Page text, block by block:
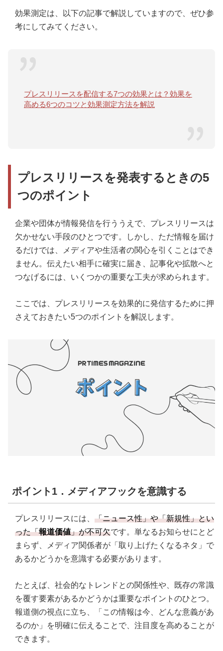
効果測定は、以下の記事で解説していますので、ぜひ参
考にしてみてください。
プレスリリースを配信する7つの効果とは？効果を
高める6つのコツと効果測定方法を解説
プレスリリースを発表するときの5
つのポイント
企業や団体が情報発信を行ううえで、プレスリリースは
欠かせない手段のひとつです。しかし、ただ情報を届け
るだけでは、メディアや生活者の関心を引くことはでき
ません。伝えたい相手に確実に届き、記事化や拡散へと
つなげるには、いくつかの重要な工夫が求められます。
ここでは、プレスリリースを効果的に発信するために押
さえておきたい5つのポイントを解説します。
ポイント1．メディアフックを意識する
プレスリリースには、 「ニュース性」や「新規性」とい
った「報道価値」が不可欠です。単なるお知らせにとど
まらず、メディア関係者が「取り上げたくなるネタ」で
あるかどうかを意識する必要があります。
たとえば、社会的なトレンドとの関係性や、既存の常識
を覆す要素があるかどうかは重要なポイントのひとつ。
報道側の視点に立ち、「この情報は今、どんな意義があ
るのか」を明確に伝えることで、注目度を高めることが
できます。